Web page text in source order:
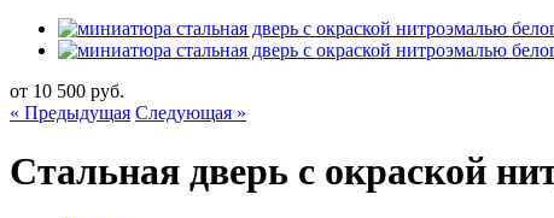
от 10 500 руб.
« Предыдущая Следующая »
Стальная дверь с окраской